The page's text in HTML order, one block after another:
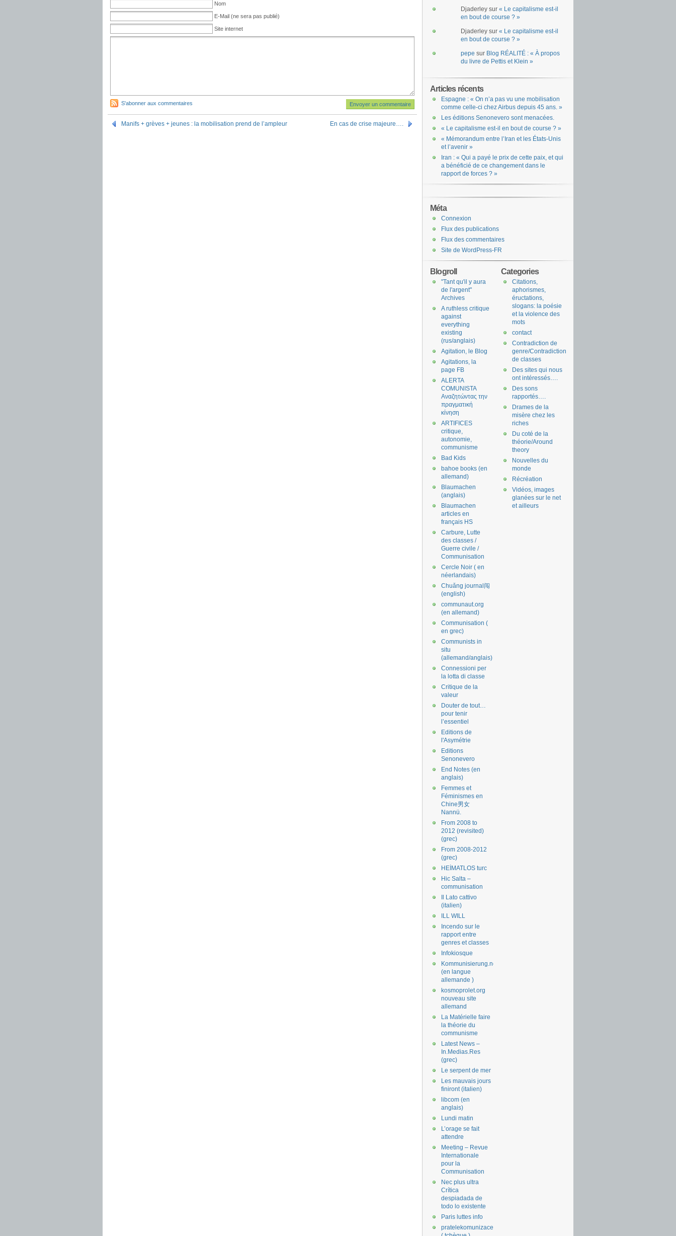
Nom
E-Mail (ne sera pas publié)
Site internet
S'abonner aux commentaires
Manifs + grèves + jeunes : la mobilisation prend de l’ampleur En cas de crise majeure….
Djaderley sur « Le capitalisme est-il
en bout de course ? »
Djaderley sur « Le capitalisme est-il
en bout de course ? »
pepe sur Blog RÉALITÉ : « À propos
du livre de Pettis et Klein »
Articles récents
Espagne : « On n’a pas vu une mobilisation
comme celle-ci chez Airbus depuis 45 ans. »
Les éditions Senonevero sont menacées.
« Le capitalisme est-il en bout de course ? »
« Mémorandum entre l’Iran et les États-Unis
et l’avenir »
Iran : « Qui a payé le prix de cette paix, et qui
a bénéficié de ce changement dans le
rapport de forces ? »
Méta
Connexion
Flux des publications
Flux des commentaires
Site de WordPress-FR
Categories
Citations,
aphorismes,
éructations,
slogans: la poésie
et la violence des
mots
contact
Contradiction de
genre/Contradiction
de classes
Des sites qui nous
ont intéressés….
Des sons
rapportés….
Drames de la
misère chez les
riches
Du coté de la
théorie/Around
theory
Nouvelles du
monde
Récréation
Vidéos, images
glanées sur le net
et ailleurs
Blogroll
"Tant qu'il y aura
de l'argent"
Archives
A ruthless critique
against
everything
existing
(rus/anglais)
Agitation, le Blog
Agitations, la
page FB
ALERTA
COMUNISTA
Αναζητώντας την
πραγματική
κίνηση
ARTIFICES
critique,
autonomie,
communisme
Bad Kids
bahoe books (en
allemand)
Blaumachen
(anglais)
Blaumachen
articles en
français HS
Carbure, Lutte
des classes /
Guerre civile /
Communisation
Cercle Noir ( en
néerlandais)
Chuǎng journal闯
(english)
communaut.org
(en allemand)
Communisation (
en grec)
Communists in
situ
(allemand/anglais)
Connessioni per
la lotta di classe
Critique de la
valeur
Douter de tout…
pour tenir
l’essentiel
Editions de
l'Asymétrie
Editions
Senonevero
End Notes (en
anglais)
Femmes et
Féminismes en
Chine男女
Nannü.
From 2008 to
2012 (revisited)
(grec)
From 2008-2012
(grec)
HEİMATLOS turc
Hic Salta –
communisation
Il Lato cattivo
(italien)
ILL WILL
Incendo sur le
rapport entre
genres et classes
Infokiosque
Kommunisierung.net
(en langue
allemande )
kosmoprolet.org
nouveau site
allemand
La Matérielle faire
la théorie du
communisme
Latest News –
In.Medias.Res
(grec)
Le serpent de mer
Les mauvais jours
finiront (italien)
libcom (en
anglais)
Lundi matin
L’orage se fait
attendre
Meeting – Revue
Internationale
pour la
Communisation
Nec plus ultra
Crítica
despiadada de
todo lo existente
Paris luttes info
pratelekomunizace